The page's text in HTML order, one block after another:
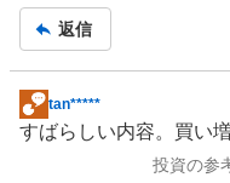
返信
掲
示
tan*****
すばらしい内容。買い
投資の参